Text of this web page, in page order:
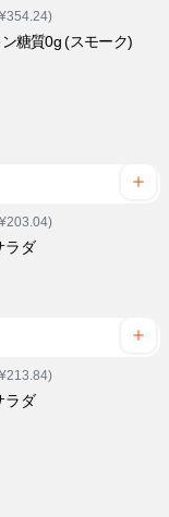
糖質0g (スモーク)
ラダ
ラダ